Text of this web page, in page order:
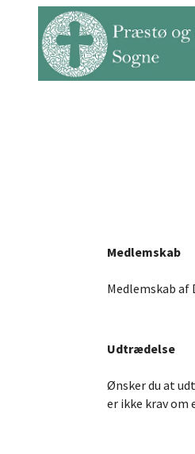
Medlemskab
Medlemskab af
Udtrædelse
Ønsker du at
er ikke krav om